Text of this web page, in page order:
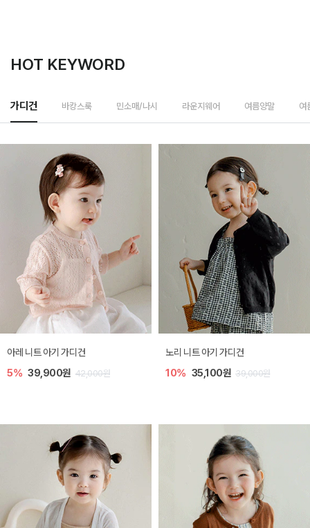
HOT KEYWORD
가디건 바캉스룩 민소매/나시 라운지웨어 여름양말 여
[SIZE ~6Y] 로메이 라운지 셋업
10% 23,400원 26,000원
밀라 아기 원피스
20% 27,200원 34,000원